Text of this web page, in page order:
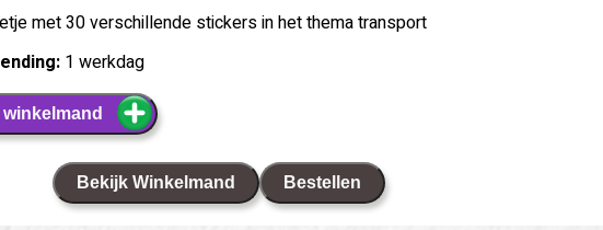
met 30 verschillende stickers in het thema transport
1 werkdag
winkelmand
Bekijk Winkelmand Bestellen